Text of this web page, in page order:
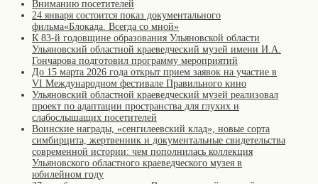
Вниманию посетителей
24 января состоится показ документального
фильма«Блокада. Всегда со мной»
К 83-й годовщине образования Ульяновской области
Ульяновский областной краеведческий музей имени И.А.
Гончарова подготовил программу мероприятий
До 15 марта 2026 года открыт прием заявок на участие в
VI Международном фестивале Правильного кино
Ульяновский областной краеведческий музей реализовал
проект по адаптации пространства для глухих и
слабослышащих посетителей
Воинские награды, «сенгилеевский клад», новые сорта
симбирцита, жертвенник и документальные свидетельства
современной истории: чем пополнилась коллекция
Ульяновского областного краеведческого музея в
юбилейном году